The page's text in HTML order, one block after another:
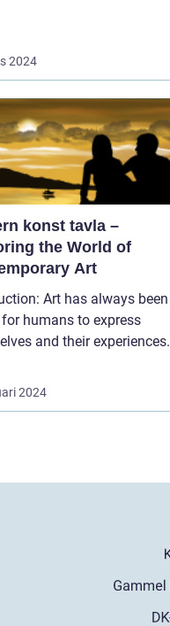
2024
konst tavla –
the World of
Art
Art has always been
humans to express
and their experiences.
2024